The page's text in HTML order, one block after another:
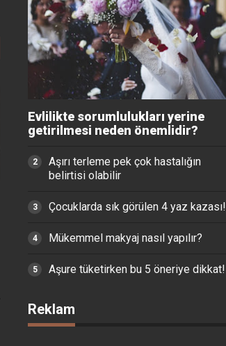
Evlilikte sorumlulukları yerine
getirilmesi neden önemlidir?
Aşırı terleme pek çok hastalığın
belirtisi olabilir
Çocuklarda sık görülen 4 yaz kazası!
Mükemmel makyaj nasıl yapılır?
Aşure tüketirken bu 5 öneriye dikkat!
Reklam